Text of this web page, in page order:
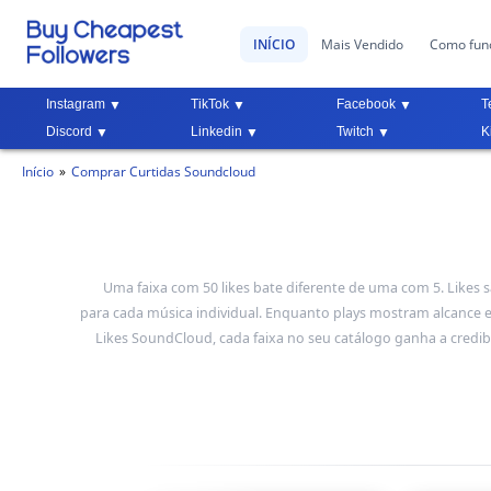
INÍCIO Mais Vendido Como
Instagram TikTok Facebook
Discord
Linkedin Twitch
Início Comprar Curtidas Soundcloud
Uma faixa com 50 likes bate diferente de uma com 5.
para cada música individual. Enquanto plays mostram
Likes SoundCloud, cada faixa no seu catálogo ganha a